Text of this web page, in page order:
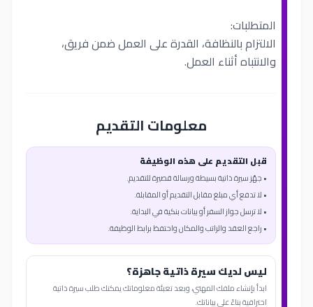
المتطلبات:
الالتزام بالنظافة، القدرة على العمل ضمن فريق،
والانتباه أثناء العمل.
معلومات التقديم
قبل التقديم على هذه الوظيفة
• جهّز سيرة ذاتية بسيطة ورسالة قصيرة للتقديم.
• لا تدفع أي مبلغ مقابل التقديم أو المقابلة.
• لا ترسل جواز السفر أو بيانات بنكية في البداية.
• راجع العقد والراتب والمكان واحتفظ برابط الوظيفة.
ليس لديك سيرة ذاتية جاهزة؟
ابدأ بإنشاء ملفك المهني، وبعد تعبئة معلوماتك يمكنك طلب سيرة ذاتية
احترافية بناءً على بياناتك.